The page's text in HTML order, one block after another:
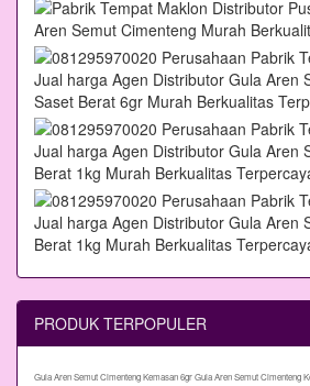
PRODUK TERPOPULER
Gula Aren Semut Cimenteng Kemasan 6grGula Aren Semut Cimenteng